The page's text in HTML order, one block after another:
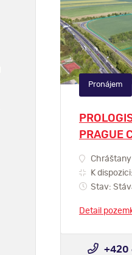
PRAGUE
Chráštany
K
Stav:
Detail
Pronájem
+420